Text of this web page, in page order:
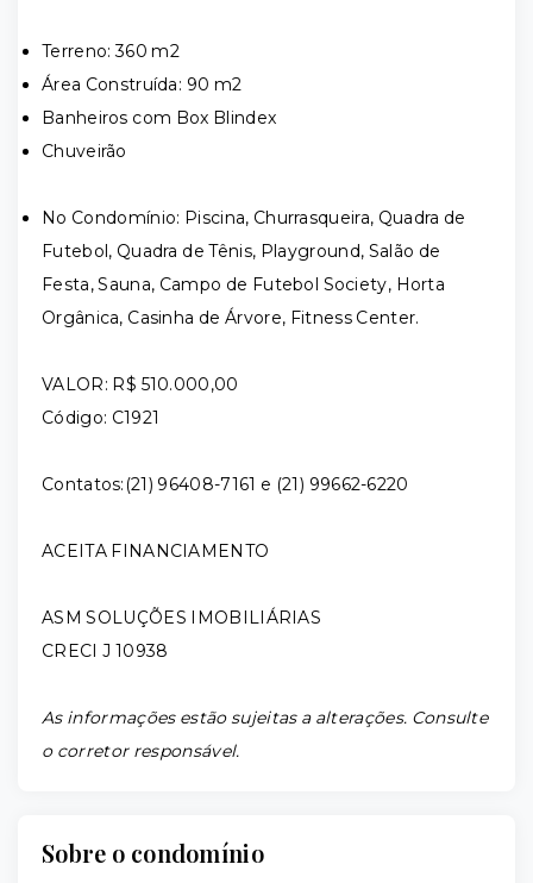
Terreno: 360 m2
Área Construída: 90 m2
Banheiros com Box Blindex
Chuveirão
No Condomínio: Piscina, Churrasqueira, Quadra de
Futebol, Quadra de Tênis, Playground, Salão de
Festa, Sauna, Campo de Futebol Society, Horta
Orgânica, Casinha de Árvore, Fitness Center.
VALOR: R$ 510.000,00
Código: C1921
Contatos:(21) 96408-7161 e (21) 99662-6220
ACEITA FINANCIAMENTO
ASM SOLUÇÕES IMOBILIÁRIAS
CRECI J 10938
As informações estão sujeitas a alterações. Consulte
o corretor responsável.
Sobre o condomínio